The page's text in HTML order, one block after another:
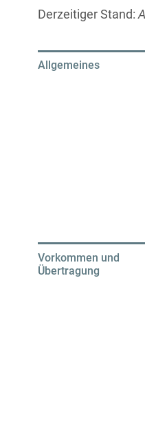
Derzeitiger Stand:
Allgemeines
Vorkommen und
Übertragung